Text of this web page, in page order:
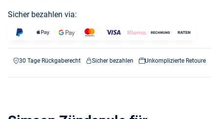
Sicher bezahlen via:
30 Tage Rückgaberecht Sicher bezahlen Unkomplizierte Retoure